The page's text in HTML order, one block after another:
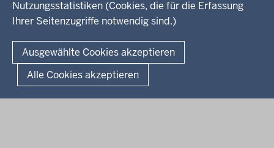
Nutzungsstatistiken (Cookies, die für die Erfassung
Ihrer Seitenzugriffe notwendig sind.)
Ausgewählte Cookies akzeptieren
Alle Cookies akzeptieren
Kontakt
Fußzeile
Datenschutz Erklärung zur Barrierefreiheit